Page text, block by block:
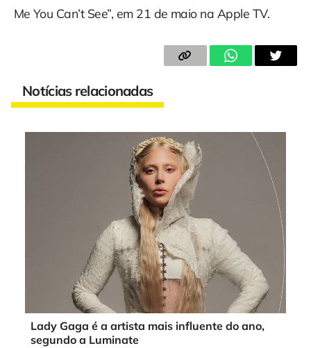
Me You Can’t See”, em 21 de maio na Apple TV.
Notícias relacionadas
Lady Gaga é a artista mais influente do ano,
segundo a Luminate